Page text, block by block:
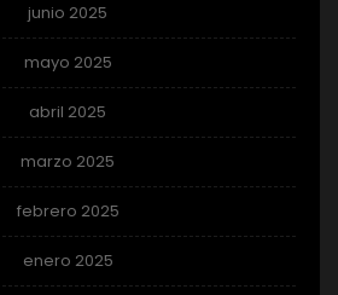
junio 2025
mayo 2025
abril 2025
marzo 2025
febrero 2025
enero 2025